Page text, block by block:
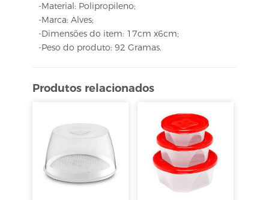
-Material: Polipropileno;
-Marca: Alves;
-Dimensões do item: 17cm x6cm;
-Peso do produto: 92 Gramas.
Produtos relacionados